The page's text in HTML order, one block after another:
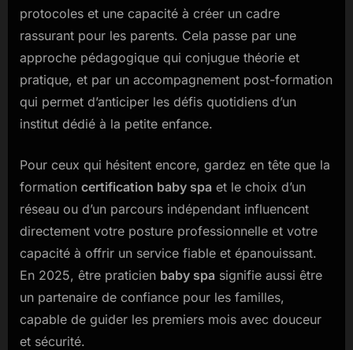
protocoles et une capacité à créer un cadre
rassurant pour les parents. Cela passe par une
approche pédagogique qui conjugue théorie et
pratique, et par un accompagnement post-formation
qui permet d’anticiper les défis quotidiens d’un
institut dédié à la petite enfance.
Pour ceux qui hésitent encore, gardez en tête que la
formation certification baby spa et le choix d’un
réseau ou d’un parcours indépendant influencent
directement votre posture professionnelle et votre
capacité à offrir un service fiable et épanouissant.
En 2025, être praticien baby spa signifie aussi être
un partenaire de confiance pour les familles,
capable de guider les premiers mois avec douceur
et sécurité.